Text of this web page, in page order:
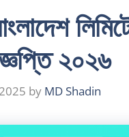
২০২৬
by MD Shadin